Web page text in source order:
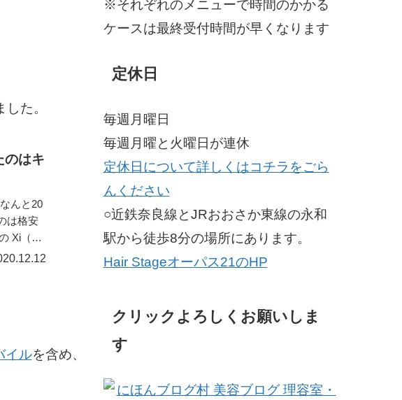
た。
のはキ
んと20
は格安
Xi（ク
イルを含め、
※それぞれのメニューで時間のかかる
ケースは最終受付時間が早くなります
定休日
毎週月曜日
毎週月曜と火曜日が連休
定休日について詳しくはコチラをごら
んください
○近鉄奈良線とJRおおさか東線の永和
駅から徒歩8分の場所にあります。
Hair Stageオーパス21のHP
クリックよろしくお願いしま
す